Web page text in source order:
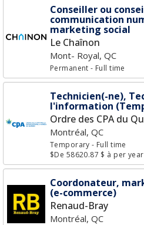
Conseiller ou
communication
marketing social
Le Chaînon
Mont- Royal, QC
Permanent- Full time
Technicien(-ne),
l'information
Ordre des CPA du
Montréal, QC
Temporary- Full time
$De 58620.87 $ à per year
Coordonateur,
(e-commerce)
Renaud-Bray
Montréal, QC